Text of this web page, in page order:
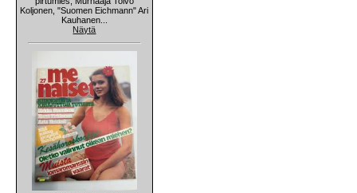
Koljonen, "Suomen Eichmann" Ari
Kauhanen...
Näytä